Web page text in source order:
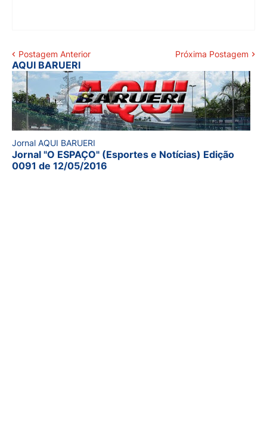
Postagem Anterior Próxima Postagem
AQUI BARUERI
Jornal AQUI BARUERI
Jornal "O ESPAÇO" (Esportes e Notícias) Edição
0091 de 12/05/2016